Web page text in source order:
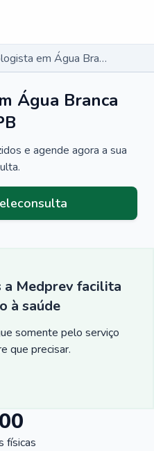
Cardiologista em Água Branca - PB
Água Branca
e agende agora a sua
a Medprev facilita
à saúde
somente pelo serviço
que precisar.
físicas